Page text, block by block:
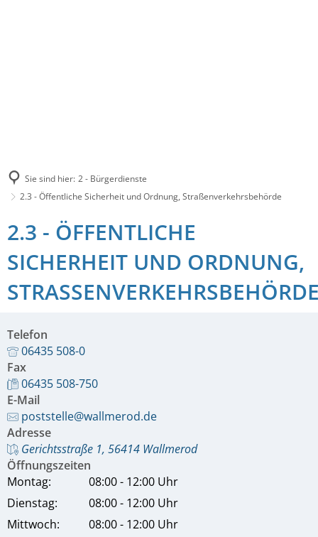
Sie sind hier: 2 - Bürgerdienste
2.3 - Öffentliche Sicherheit und Ordnung, Straßenverkehrsbehörde
2.3 - ÖFFENTLICHE
SICHERHEIT UND ORDNUNG,
STRASSENVERKEHRSBEHÖRDE
Telefon
06435 508-0
Fax
06435 508-750
E-Mail
poststelle@wallmerod.de
Adresse
Gerichtsstraße 1, 56414 Wallmerod
Öffnungszeiten
Montag:
08:00 - 12:00 Uhr
Dienstag:
08:00 - 12:00 Uhr
Mittwoch:
08:00 - 12:00 Uhr